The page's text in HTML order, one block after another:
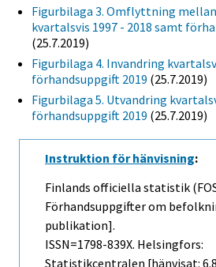
Figurbilaga 3. Omflyttning
kvartalsvis 1997 - 2018 samt
(25.7.2019)
Figurbilaga 4. Invandring
förhandsuppgift 2019 (25.7.2019)
Figurbilaga 5. Utvandring
förhandsuppgift 2019 (25.7.2019)
Instruktion för hänvisning:
Finlands officiella statistik
Förhandsuppgifter om
publikation].
ISSN=1798-839X. Helsingfors:
Statistikcentralen [hänvisat: